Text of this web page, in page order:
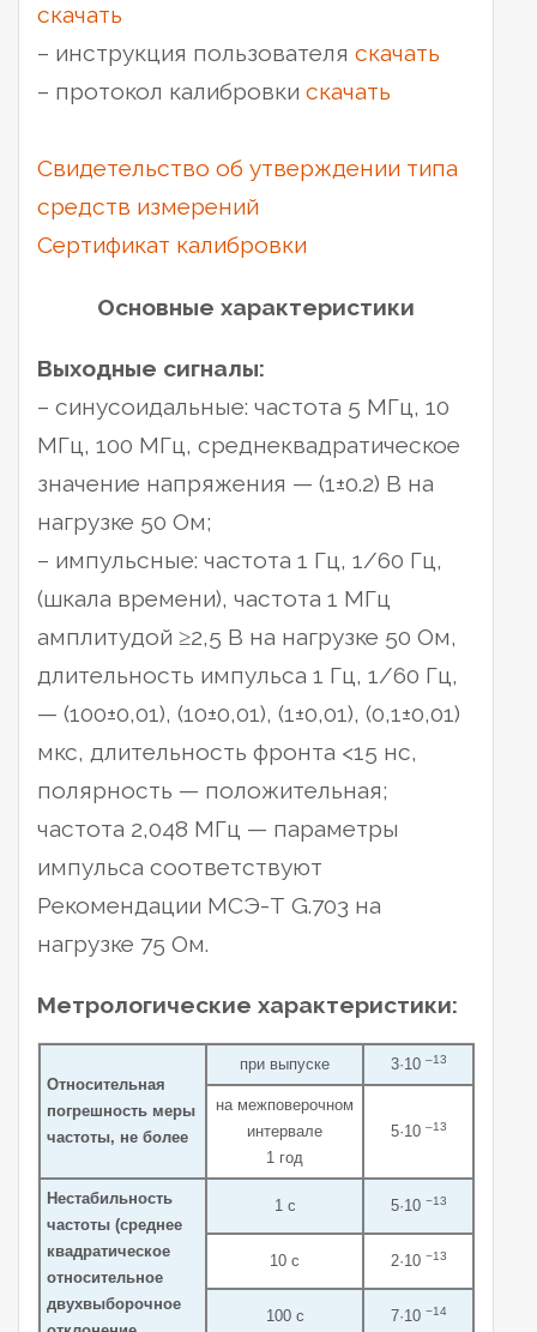
скачать
– инструкция пользователя скачать
– протокол калибровки скачать
Свидетельство об утверждении типа
средств измерений
Сертификат калибровки
Основные характеристики
Выходные сигналы:
– синусоидальные: частота 5 МГц, 10
МГц, 100 МГц, среднеквадратическое
значение напряжения — (1±0.2) В на
нагрузке 50 Ом;
– импульсные: частота 1 Гц, 1/60 Гц,
(шкала времени), частота 1 МГц
амплитудой ≥2,5 В на нагрузке 50 Ом,
длительность импульса 1 Гц, 1/60 Гц,
— (100±0,01), (10±0,01), (1±0,01), (0,1±0,01)
мкс, длительность фронта <15 нс,
полярность — положительная;
частота 2,048 МГц — параметры
импульса соответствуют
Рекомендации МСЭ-Т G.703 на
нагрузке 75 Ом.
Метрологические характеристики:
Относительная
погрешность меры
частоты, не более
при выпуске 3·10 –13
на межповерочном
интервале
1 год
5·10 –13
Нестабильность
частоты (среднее
квадратическое
относительное
двухвыборочное
1 с 5·10 −13
10 с 2·10 −13
100 с 7·10 −14